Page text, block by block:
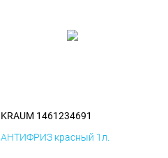
KRAUM 1461234691
АНТИФРИЗ красный 1л.